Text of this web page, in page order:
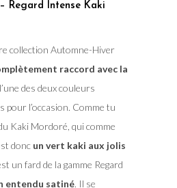
Regard Intense Kaki
collection Automne-Hiver
raccord avec la
des deux couleurs
pour l’occasion. Comme tu
Kaki Mordoré, qui comme
donc un vert kaki aux jolis
un fard de la gamme Regard
entendu satiné. Il se